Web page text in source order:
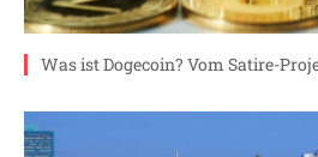
Was ist Dogecoin? Vom Satire-